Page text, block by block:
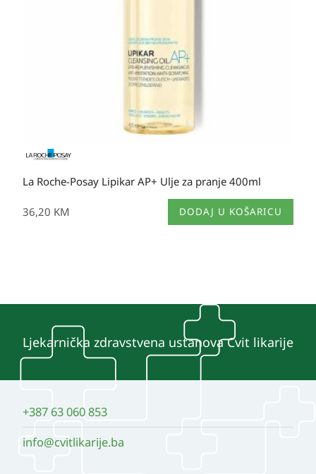
La Roche-Posay Lipikar AP+ Ulje za pranje 400ml
36,20 KM DODAJ U KOŠARICU
Ljekarnička zdravstvena ustanova Cvit likarije
+387 63 060 853
info@cvitlikarije.ba